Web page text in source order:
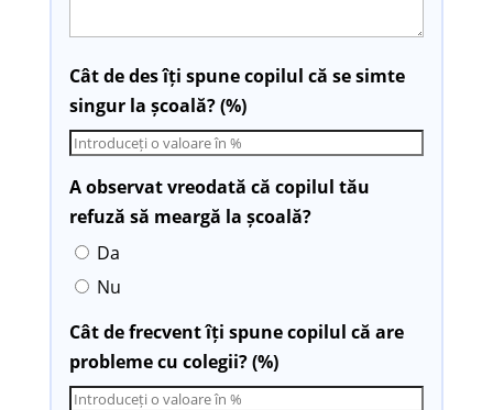
Cât de des îți spune copilul că se simte
singur la școală? (%)
A observat vreodată că copilul tău
refuză să meargă la școală?
Da
Nu
Cât de frecvent îți spune copilul că are
probleme cu colegii? (%)